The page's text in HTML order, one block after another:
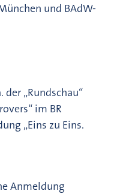
und BAdW-
„Rundschau“
im BR
„Eins zu Eins.
Anmeldung